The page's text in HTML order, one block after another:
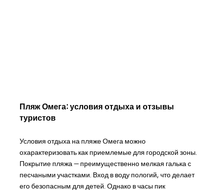
Пляж Омега: условия отдыха и отзывы
туристов
Условия отдыха на пляже Омега можно
охарактеризовать как приемлемые для городской зоны.
Покрытие пляжа — преимущественно мелкая галька с
песчаными участками. Вход в воду пологий, что делает
его безопасным для детей. Однако в часы пик